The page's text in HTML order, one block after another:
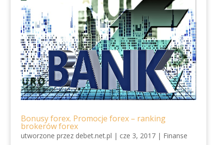
Bonusy forex. Promocje forex – ranking
brokerów forex
utworzone przez debet.net.pl | cze 3, 2017| Finanse